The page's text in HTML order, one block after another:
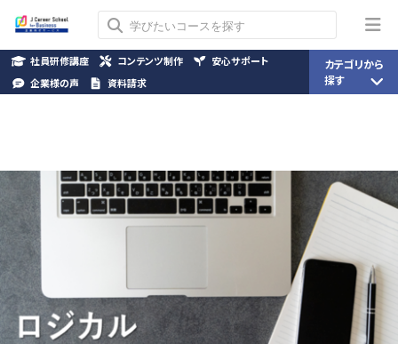
社員研修講座 コンテンツ制作
安心サポート
企業様の声
資料請求
カテゴリから
探す